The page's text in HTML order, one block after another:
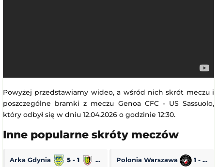
Powyżej przedstawiamy wideo, a wśród nich skrót meczu i
poszczególne bramki z meczu Genoa CFC - US Sassuolo,
który odbył się w dniu 12.04.2026 o godzinie 12:30.
Inne popularne skróty meczów
Arka Gdynia 5 - 1 Polonia Warszawa 1 - 0